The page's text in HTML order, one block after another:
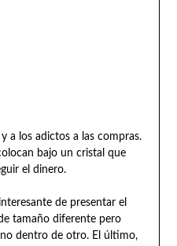
a los adictos a las compras.
bajo un cristal que
el dinero.
de presentar el
tamaño diferente pero
dentro de otro. El último,